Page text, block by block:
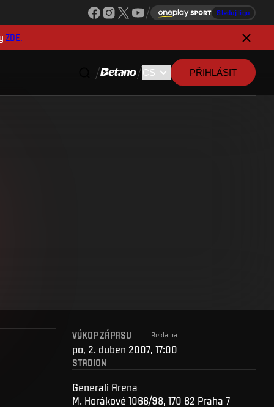
Sleduj ligu
ZDE.
PŘIHLÁSIT
Reklama
VÝKOP ZÁPASU
po, 2. duben 2007, 17:00
STADION
Generali Arena
M. Horákové 1066/98, 170 82 Praha 7